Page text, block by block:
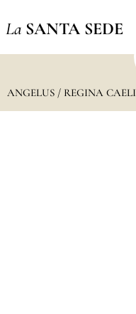
La SANTA SEDE
ANGELUS / REGINA CAELI